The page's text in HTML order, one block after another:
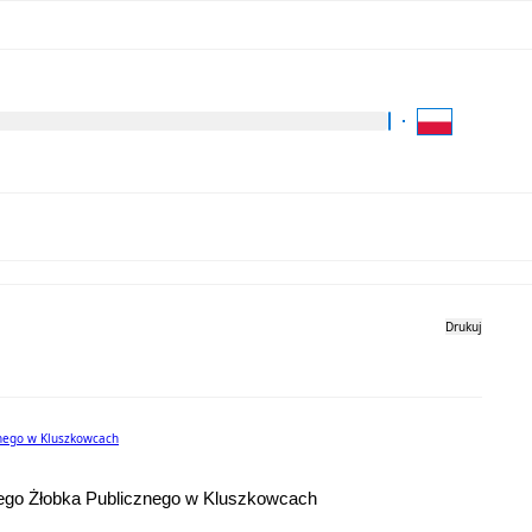
Kliknij aby wyszukać za
Drukuj
w Kluszkowcach
Żłobka Publicznego w Kluszkowcach